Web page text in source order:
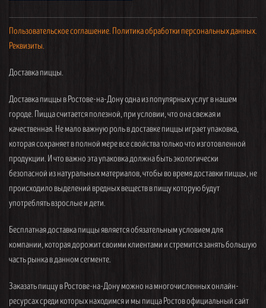
Пользовательское соглашение. Политика обработки персональных данных.
Реквизиты.
Доставка пиццы.
Доставка пиццы в Ростове-на-Дону одна из популярных услуг в нашем
городе. Пицца считается полезной, при условии, что она свежая и
качественная. Не мало важную роль в доставке пиццы играет упаковка,
которая сохраняет в полной мере все свойства только что изготовленной
продукции. И что важно эта упаковка должна быть экологически
безопасной из натуральных материалов, чтобы во время доставки пиццы, не
происходило выделений вредных веществ в пищу которую будут
употреблять взрослые и дети.
Бесплатная доставка пиццы является обязательным условием для
компании, которая дорожит своими клиентами и стремится занять большую
часть рынка в данном сегменте.
Заказать пиццу в Ростове-на-Дону можно на многочисленных онлайн-
ресурсах среди которых находимся и мы пицца Ростов официальный сайт